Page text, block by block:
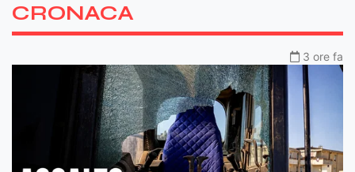
CRONACA
3 ore fa